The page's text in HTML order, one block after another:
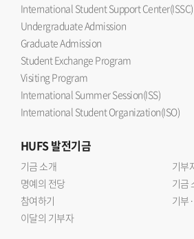
International Student Support Center(ISSC)
Undergraduate Admission
Graduate Admission
Student Exchange Program
Visiting Program
International Summer Session(ISS)
International Student Organization(ISO)
HUFS발전기금
기금 소개
기부
명예의 전당
기금
참여하기
기부
이달의 기부자